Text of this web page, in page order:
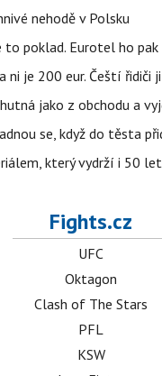
nehodě v Polsku
poklad. Eurotel ho
ni je 200 eur. Čeští
jako z obchodu a
se, když do těsta
který vydrží i 50 let
Fights.cz
UFC
Oktagon
Clash of The Stars
PFL
KSW